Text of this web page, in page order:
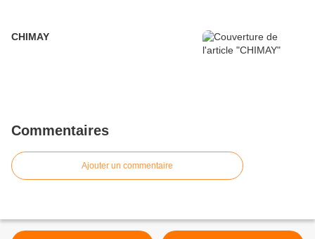
CHIMAY
Commentaires
Ajouter un commentaire